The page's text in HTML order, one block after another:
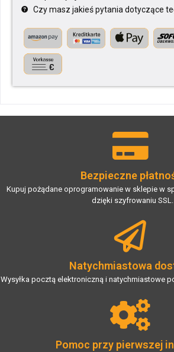
Czy masz jakieś pytania dotyczące
Bezpieczne
Kupuj pożądane oprogramowanie w sklepie w
dzięki szyfrowaniu SSL.
Natychmiastowa
Wysyłka pocztą elektroniczną i natychmiastowe
Pomoc przy pierwszej